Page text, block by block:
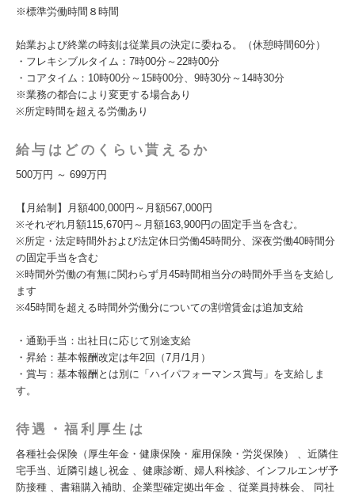
※標準労働時間８時間
始業および終業の時刻は従業員の決定に委ねる。（休憩時間60分）
・フレキシブルタイム：7時00分～22時00分
・コアタイム：10時00分～15時00分、9時30分～14時30分
※業務の都合により変更する場合あり
※所定時間を超える労働あり
給与はどのくらい貰えるか
500万円 ～ 699万円
【月給制】月額400,000円～月額567,000円
※それぞれ月額115,670円～月額163,900円の固定手当を含む。
※所定・法定時間外および法定休日労働45時間分、深夜労働40時間分
の固定手当を含む
※時間外労働の有無に関わらず月45時間相当分の時間外手当を支給し
ます
※45時間を超える時間外労働分についての割増賃金は追加支給
・通勤手当：出社日に応じて別途支給
・昇給：基本報酬改定は年2回（7月/1月）
・賞与：基本報酬とは別に「ハイパフォーマンス賞与」を支給しま
す。
待遇・福利厚生は
各種社会保険（厚生年金・健康保険・雇用保険・労災保険） 、近隣住
宅手当、近隣引越し祝金 、健康診断、婦人科検診、インフルエンザ予
防接種 、書籍購入補助、企業型確定拠出年金 、従業員持株会、 同社